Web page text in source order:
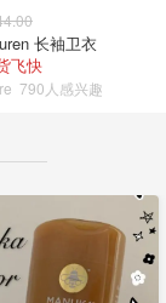
长袖卫衣
飞快
790人感兴趣